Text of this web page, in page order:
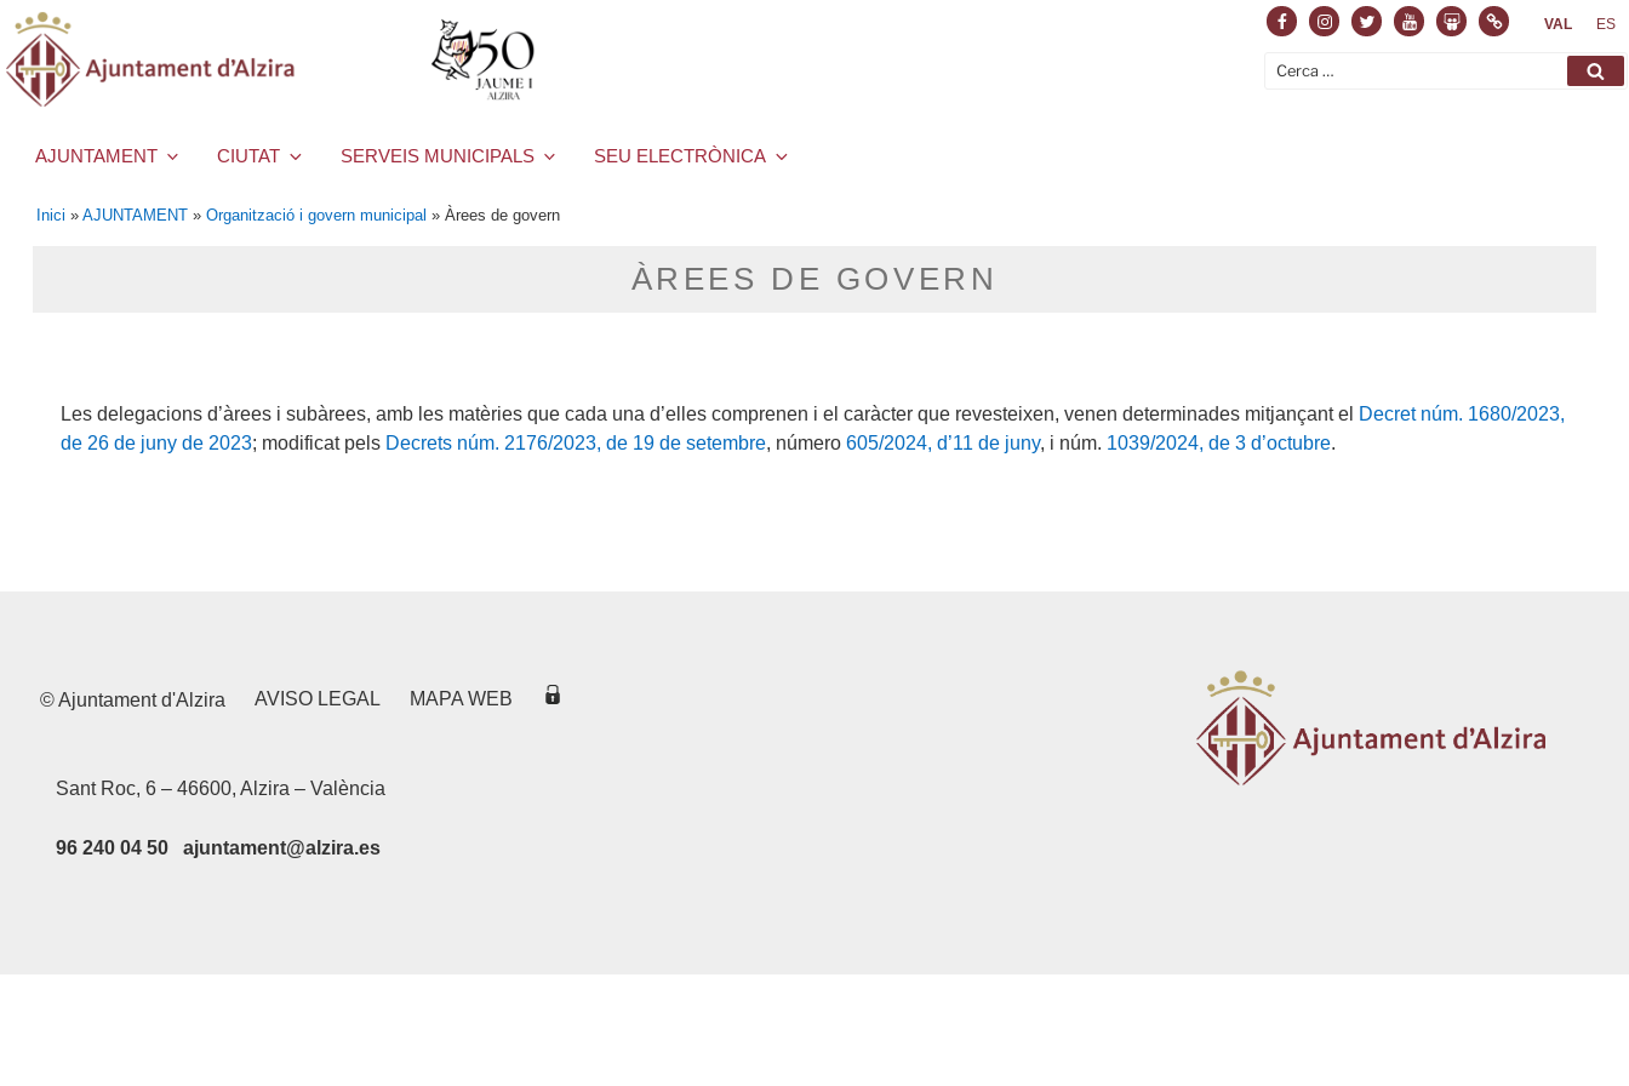
VAL ES
AJUNTAMENT CIUTAT SERVEIS MUNICIPALS SEU ELECTRÒNICA
Inici » AJUNTAMENT » Organització i govern municipal » Àrees de govern
ÀREES DE GOVERN
Les delegacions d’àrees i subàrees, amb les matèries que cada una d’elles comprenen i el caràcter que revesteixen, venen determinades mitjançant el Decret núm. 1680/2023,
de 26 de juny de 2023; modificat pelsDecrets núm. 2176/2023, de 19 de setembre, número 605/2024, d’11 de juny, i núm. 1039/2024, de 3 d’octubre.
© Ajuntament d'Alzira AVISO LEGAL MAPA WEB
Sant Roc, 6 – 46600, Alzira – València
96 240 04 50 ajuntament@alzira.es